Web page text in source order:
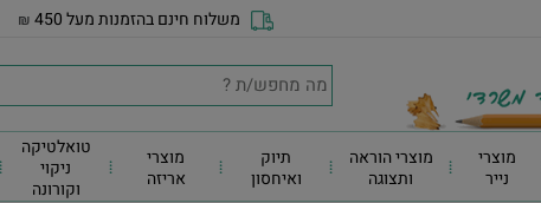
משלוח חינם בהזמנות מעל 450 ₪
מוצרי
נייר
מוצרי הוראה
ותצוגה
תיוק
ואיחסון
מוצרי
אריזה
טואלטיקה
ניקוי
וקורונה